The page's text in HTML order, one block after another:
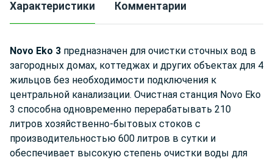
Характеристики Комментарии
Novo Eko 3 предназначен для очистки сточных вод в
загородных домах, коттеджах и других объектах для 4
жильцов без необходимости подключения к
центральной канализации. Очистная станция Novo Eko
3 способна одновременно перерабатывать 210
литров хозяйственно-бытовых стоков с
производительностью 600 литров в сутки и
обеспечивает высокую степень очистки воды для